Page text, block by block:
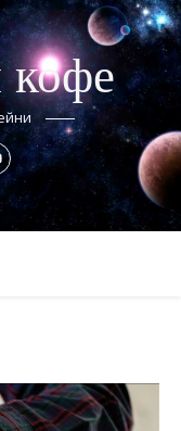
кофе